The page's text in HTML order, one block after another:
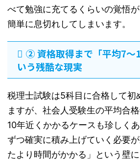
べて勉強に充てるくらいの覚悟
簡単に息切れしてしまいます。
② 資格取得まで「平均7〜
いう残酷な現実
税理士試験は5科目に合格して初
ますが、社会人受験生の平均合格
10年近くかかるケースも珍しく
ずつ確実に積み上げていく必要
たより時間がかかる」という壁